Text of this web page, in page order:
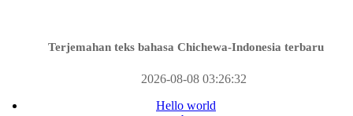
Terjemahan teks bahasa Chichewa-Indonesia terbaru
2026-08-08 03:26:32
Hello world